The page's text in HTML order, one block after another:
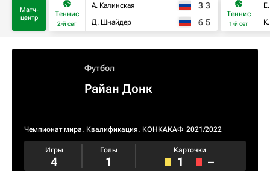
Матч-
центр
Теннис
2-й сет
А. Калинская
Д. Шнайдер
3 3
6 5
Теннис
1-й сет
Футбол
Райан Донк
Чемпионат мира. Квалификация. КОНКАКАФ 2021/2022
Игры
4
Голы
1
Карточки
1 –